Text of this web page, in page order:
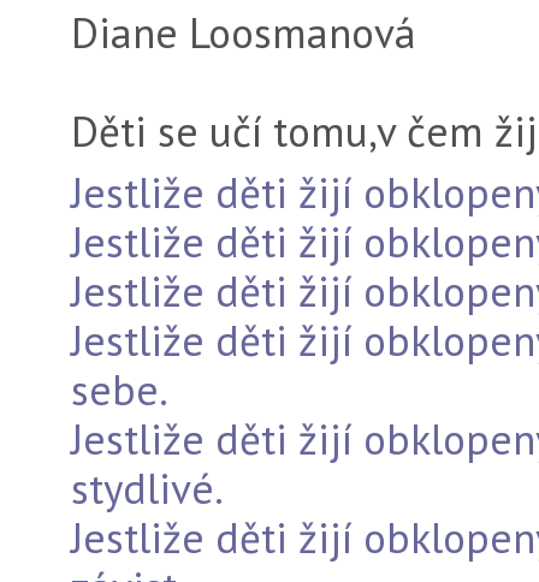
Diane Loosmanová
Děti se učí tomu,v čem
Jestliže děti žijí
Jestliže děti žijí
Jestliže děti žijí
Jestliže děti žijí
sebe.
Jestliže děti žijí
stydlivé.
Jestliže děti žijí